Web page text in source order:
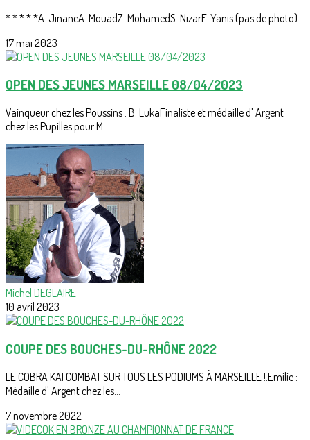
* * * * *A. JinaneA. MouadZ. MohamedS. NizarF. Yanis (pas de photo)
17 mai 2023
OPEN DES JEUNES MARSEILLE 08/04/2023
Vainqueur chez les Poussins : B. LukaFinaliste et médaille d' Argent
chez les Pupilles pour M....
Michel DEGLAIRE
10 avril 2023
COUPE DES BOUCHES-DU-RHÔNE 2022
LE COBRA KAI COMBAT SUR TOUS LES PODIUMS À MARSEILLE !.Emilie :
Médaille d' Argent chez les...
7 novembre 2022